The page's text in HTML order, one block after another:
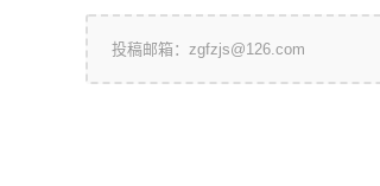
投稿邮箱：zgfzjs@126.com